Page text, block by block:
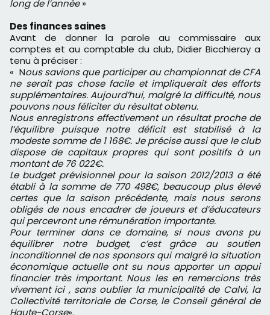
long de l’année»
Des finances saines
Avant de donner la parole au commissaire aux
comptes et au comptable du club, Didier Bicchieray a
tenu à préciser :
« Nous savions que participer au championnat de CFA
ne serait pas chose facile et impliquerait des efforts
supplémentaires. Aujourd’hui, malgré la difficulté, nous
pouvons nous féliciter du résultat obtenu.
Nous enregistrons effectivement un résultat proche de
l’équilibre puisque notre déficit est stabilisé à la
modeste somme de 1 168€. Je précise aussi que le club
dispose de capitaux propres qui sont positifs à un
montant de 76 022€.
Le budget prévisionnel pour la saison 2012/2013 a été
établi à la somme de 770 498€, beaucoup plus élevé
certes que la saison précédente, mais nous serons
obligés de nous encadrer de joueurs et d’éducateurs
qui percevront une rémunération importante.
Pour terminer dans ce domaine, si nous avons pu
équilibrer notre budget, c’est grâce au soutien
inconditionnel de nos sponsors qui malgré la situation
économique actuelle ont su nous apporter un appui
financier très important. Nous les en remercions très
vivement ici , sans oublier la municipalité de Calvi, la
Collectivité territoriale de Corse, le Conseil général de
Haute-Corse».